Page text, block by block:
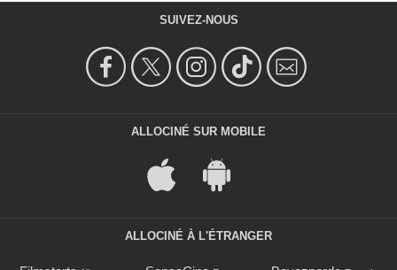
SUIVEZ-NOUS
ALLOCINÉ SUR MOBILE
ALLOCINÉ À L'ÉTRANGER